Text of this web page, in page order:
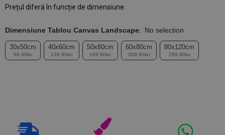
Prețul diferă în funcție de dimensiune.
Dimensiune Tablou Canvas Landscape: No selection
30x50cm
99.90lei
40x60cm
139.90lei
50x80cm
189.90lei
60x80cm
209.90lei
80x120cm
299.90lei